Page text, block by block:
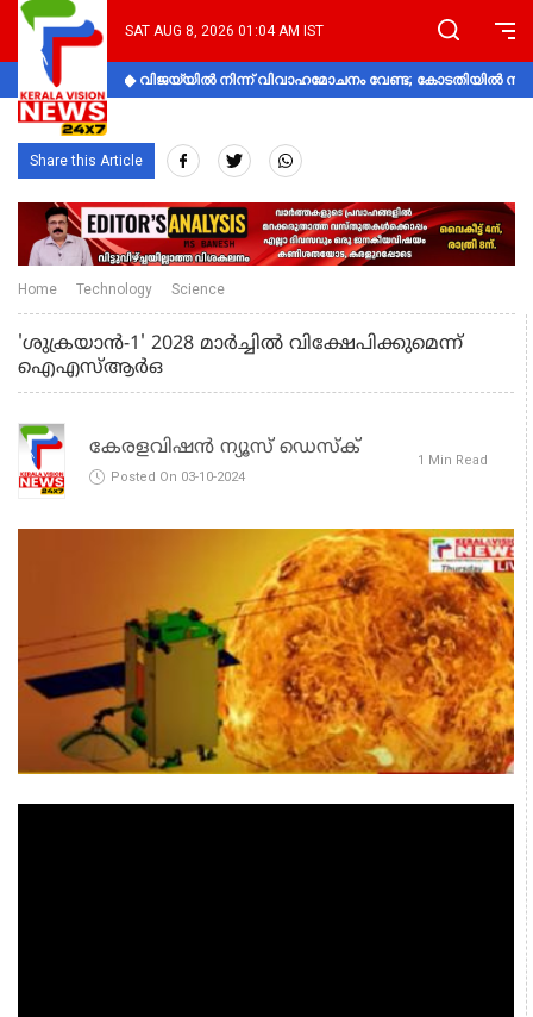
SAT AUG 8, 2026 01:04 AM IST
വിജയ്‌യിൽ നിന്ന് വിവാഹമോചനം വേണ്ട; കോടതിയിൽ
Share this Article
Home Technology Science
'ശുക്രയാന്‍-1' 2028 മാര്‍ച്ചില്‍ വിക്ഷേപിക്കുമെന്ന്
ഐഎസ്ആര്‍ഒ
കേരളവിഷൻ ന്യൂസ് ഡെസ്‌ക്
Posted On 03-10-2024
1 Min Read